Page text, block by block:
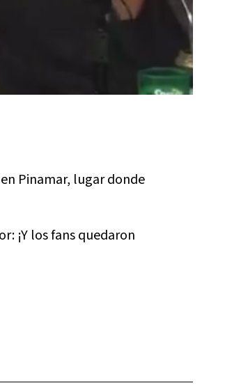
Pinamar, lugar donde
¡Y los fans quedaron